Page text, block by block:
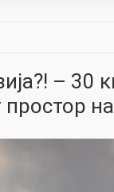
– 30
на